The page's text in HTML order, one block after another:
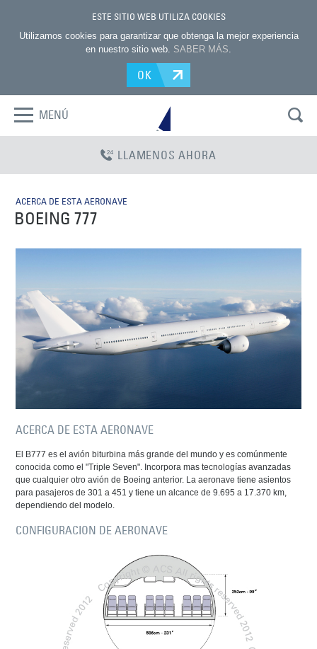
ESTE SITIO WEB UTILIZA COOKIES
Utilizamos cookies para garantizar que obtenga la mejor experiencia
en nuestro sitio web. SABER MÁS.
OK
MENÚ
LLAMENOS AHORA
ACERCA DE ESTA AERONAVE
BOEING 777
ACERCA DE ESTA AERONAVE
El B777 es el avión biturbina más grande del mundo y es comúnmente
conocida como el "Triple Seven". Incorpora mas tecnologías avanzadas
que cualquier otro avión de Boeing anterior. La aeronave tiene asientos
para pasajeros de 301 a 451 y tiene un alcance de 9.695 a 17.370 km,
dependiendo del modelo.
CONFIGURACION DE AERONAVE